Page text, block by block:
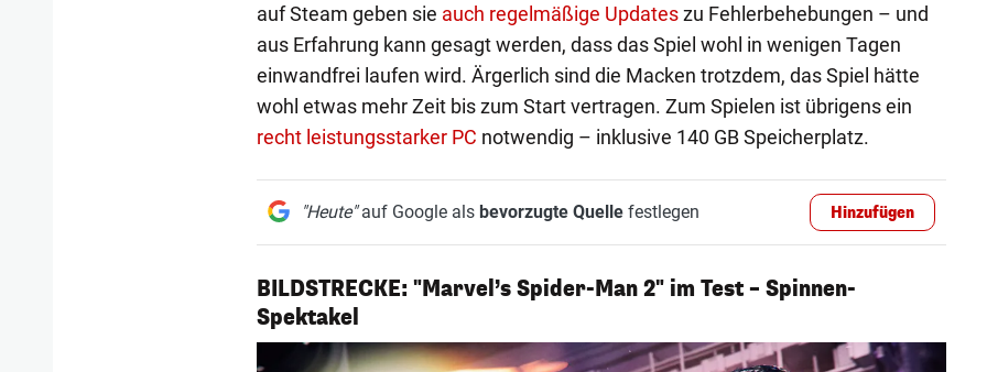
auf Steam geben sie auch regelmäßige Updateszu Fehlerbehebungen – und
aus Erfahrung kann gesagt werden, dass das Spiel wohl in wenigen Tagen
einwandfrei laufen wird. Ärgerlich sind die Macken trotzdem, das Spiel hätte
wohl etwas mehr Zeit bis zum Start vertragen. Zum Spielen ist übrigens ein
recht leistungsstarker PC notwendig – inklusive 140 GB Speicherplatz.
"Heute"auf Google als bevorzugte Quellefestlegen Hinzufügen
BILDSTRECKE: "Marvel’s Spider-Man 2" im Test – Spinnen-
Spektakel
1/10